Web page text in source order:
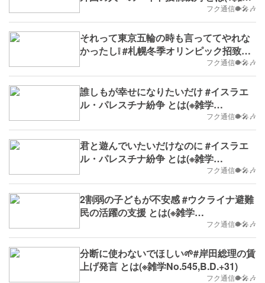
フク通信🐡🎤🎶
それって東京五輪の時も言っててやれな
かったし❕ #札幌冬季オリンピック招致を
断念へ とは(※雑学No.552,B.D.+38)フク通信🐡🎤🎶
誰しもが幸せになりたいだけ #イスラエ
ル・パレスチナ紛争 とは(※雑学
フク通信🐡🎤🎶
君と遊んでいたいだけなのに #イスラエ
ル・パレスチナ紛争 とは(※雑学
フク通信🐡🎤🎶
2割弱の子どもが不安感 #ウクライナ避難
民の活躍の支援 とは(※雑学
フク通信🐡🎤🎶
分断に使わないでほしい🌱#岸田総理の賃
上げ発言 とは(※雑学No.545,B.D.+31)
フク通信🐡🎤🎶